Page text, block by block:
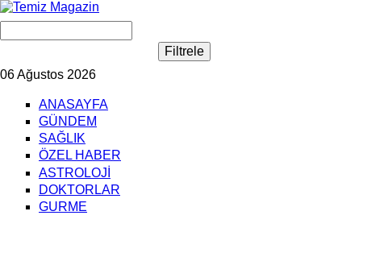
06 Ağustos 2026
ANASAYFA
GÜNDEM
SAĞLIK
ÖZEL HABER
ASTROLOJİ
DOKTORLAR
GURME